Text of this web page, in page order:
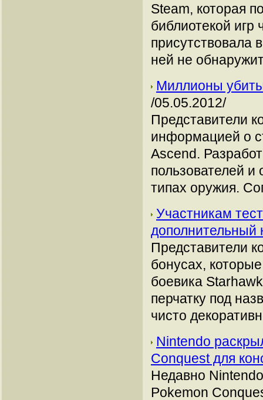
Steam, которая
библиотекой
присутствовала
ней не
Миллионы
/05.05.2012/
Представители
информацией о
Ascend.
пользователей
типах оружия.
Участникам
дополнительный
Представители
бонусах,
боевика
перчатку под
чисто
Nintendo
Conquest для
Недавно
Pokemon